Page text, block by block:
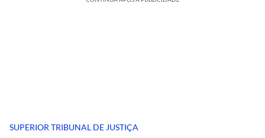
SUPERIOR TRIBUNAL DE JUSTIÇA